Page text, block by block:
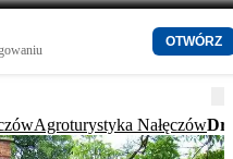
OTWÓRZ
Agroturystyka Nałęczów